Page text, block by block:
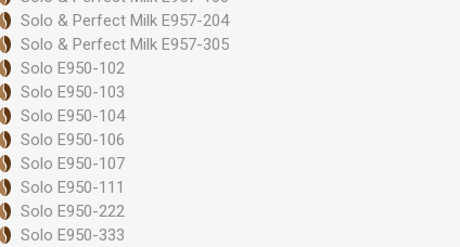
Solo & Perfect Milk E957-204
Solo & Perfect Milk E957-305
Solo E950-102
Solo E950-103
Solo E950-104
Solo E950-106
Solo E950-107
Solo E950-111
Solo E950-222
Solo E950-333